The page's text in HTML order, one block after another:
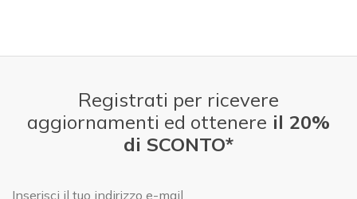
Registrati per ricevere
aggiornamenti ed ottenere il 20%
di SCONTO*
E-mail